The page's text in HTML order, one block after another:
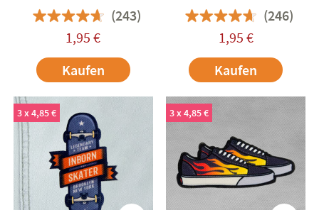
(243)
1,95 €
Kaufen
(246)
1,95 €
Kaufen
3 x 4,85 € 3 x 4,85 €